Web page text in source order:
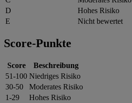
D
Hohes Risiko
E
Nicht bewertet
Score-Punkte
Score
Beschreibung
51-100 Niedriges Risiko
30-50
Moderates Risiko
1-29
Hohes Risiko